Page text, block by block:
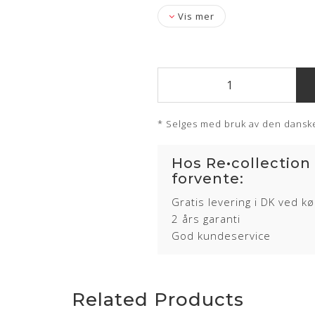
Vis mer
* Selges med bruk av den
Hos
forvente:
Gratis levering i DK ved
2 års garanti
God kundeservice
Related Products